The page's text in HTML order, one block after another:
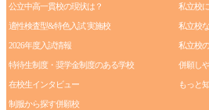
公立中高一貫校の現状は？ 私立校
適性検査型&特色入試 実施校 私立校
2026年度入試情報 私立校
特待生制度・奨学金制度のある学校 併願し
在校生インタビュー もっと
制服から探す併願校